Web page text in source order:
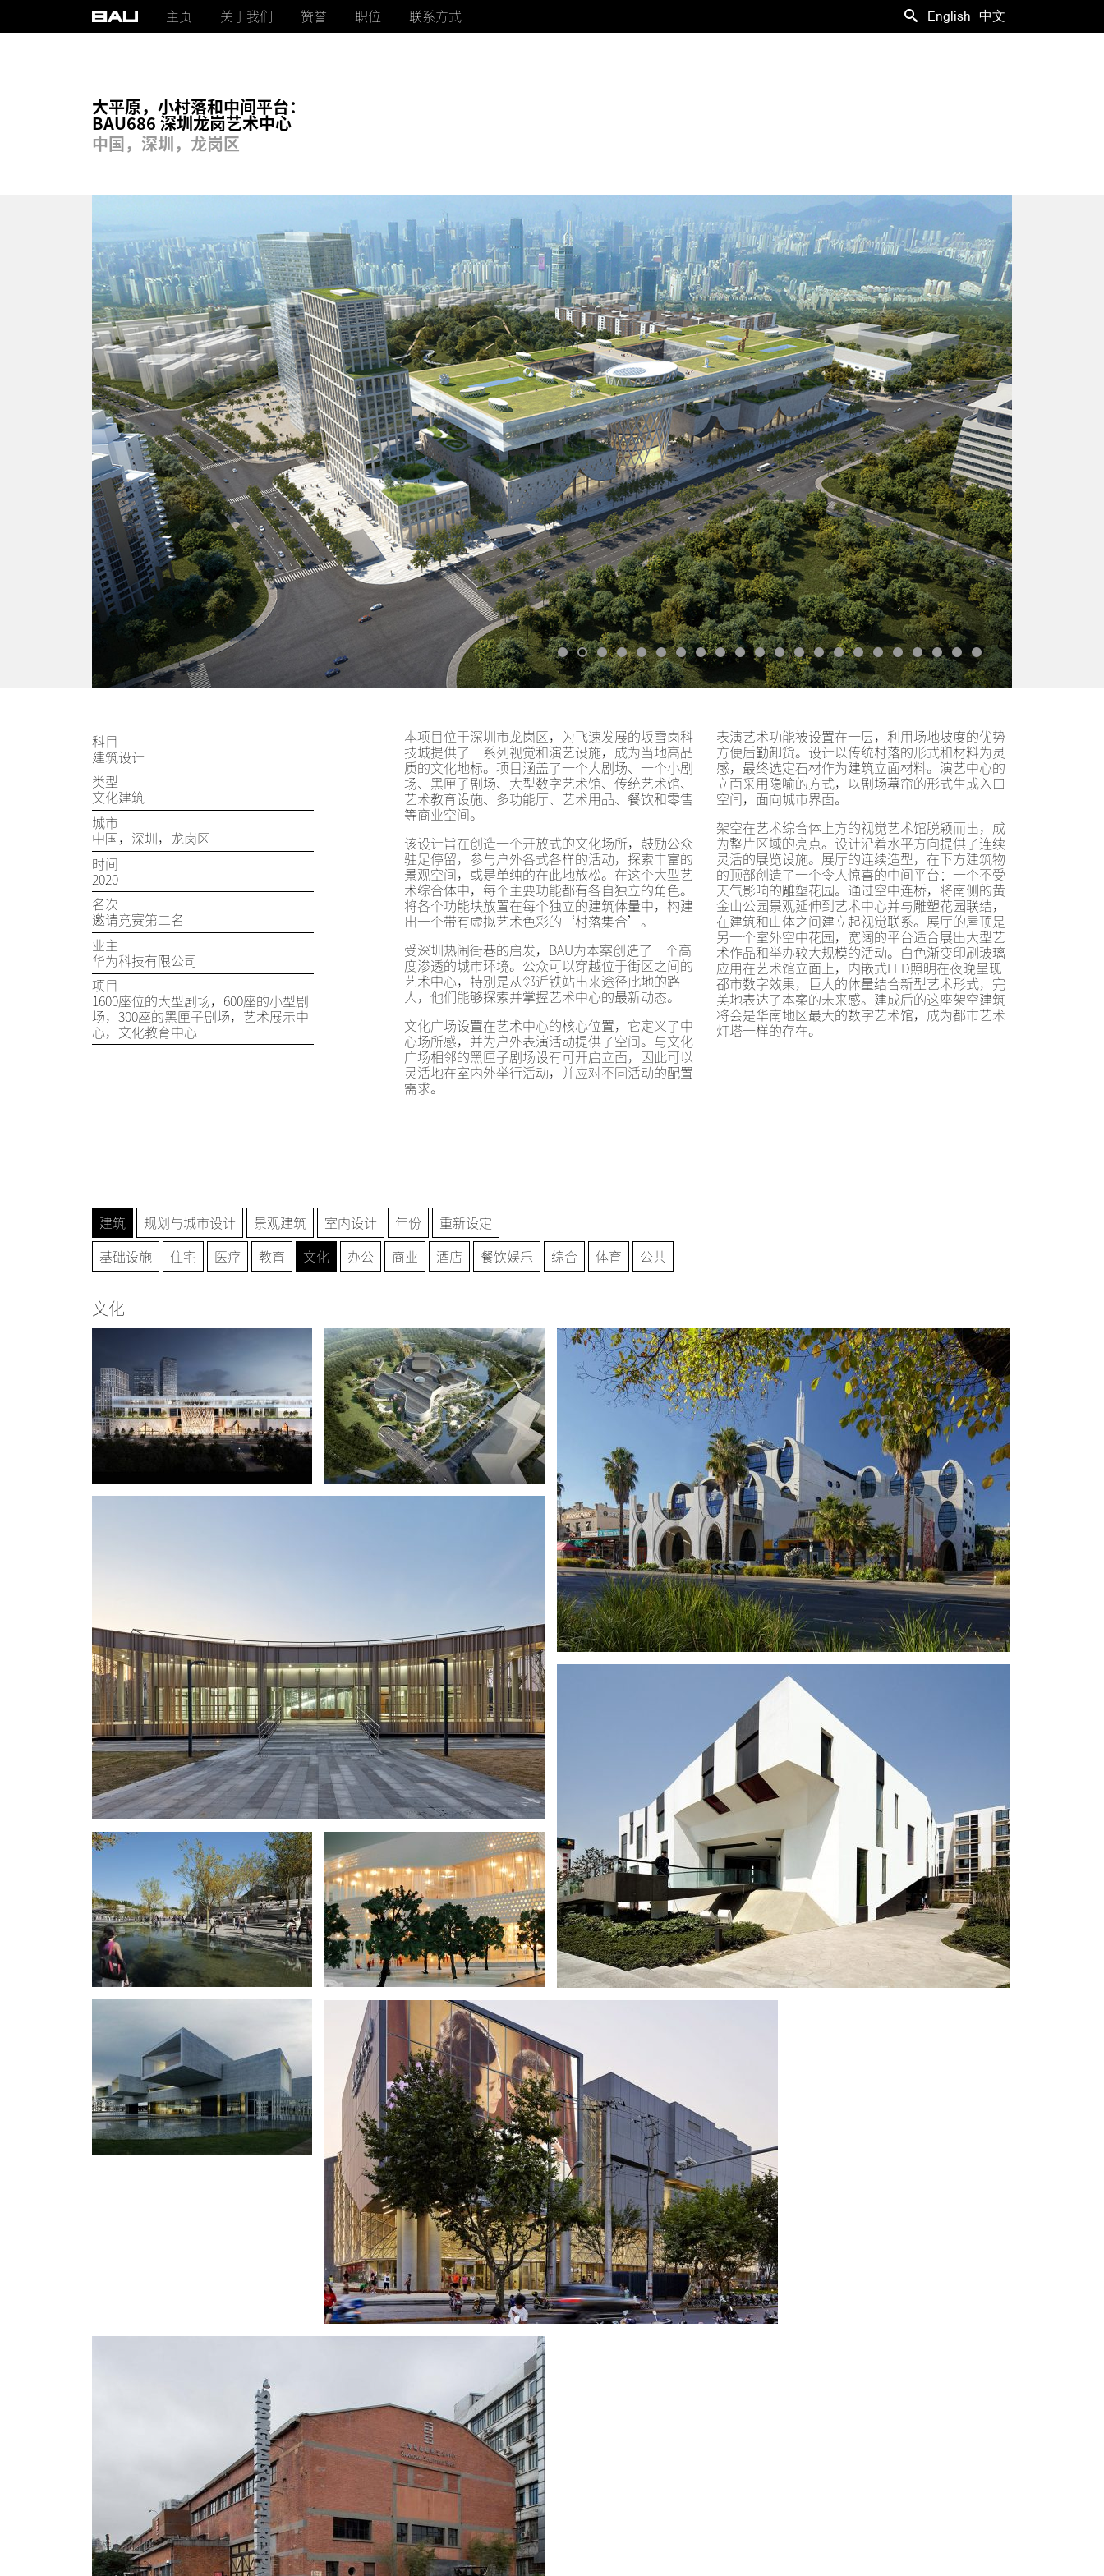
主页 关于我们 赞誉 职位 联系方式 English 中文
大平原，小村落和中间平台：
BAU686 深圳龙岗艺术中心
中国，深圳，龙岗区
科目
建筑设计
类型
文化建筑
城市
中国，深圳，龙岗区
时间
2020
名次
邀请竞赛第二名
业主
华为科技有限公司
项目
1600座位的大型剧场，600座的小型剧
场，300座的黑匣子剧场，艺术展示中
心，文化教育中心
本项目位于深圳市龙岗区，为飞速发展的坂雪岗科
技城提供了一系列视觉和演艺设施，成为当地高品
质的文化地标。项目涵盖了一个大剧场、一个小剧
场、黑匣子剧场、大型数字艺术馆、传统艺术馆、
艺术教育设施、多功能厅、艺术用品、餐饮和零售
等商业空间。
该设计旨在创造一个开放式的文化场所，鼓励公众
驻足停留，参与户外各式各样的活动，探索丰富的
景观空间，或是单纯的在此地放松。在这个大型艺
术综合体中，每个主要功能都有各自独立的角色。
将各个功能块放置在每个独立的建筑体量中，构建
出一个带有虚拟艺术色彩的‘村落集合’。
受深圳热闹街巷的启发，BAU为本案创造了一个高
度渗透的城市环境。公众可以穿越位于街区之间的
艺术中心，特别是从邻近铁站出来途径此地的路
人，他们能够探索并掌握艺术中心的最新动态。
文化广场设置在艺术中心的核心位置，它定义了中
心场所感，并为户外表演活动提供了空间。与文化
广场相邻的黑匣子剧场设有可开启立面，因此可以
灵活地在室内外举行活动，并应对不同活动的配置
需求。
表演艺术功能被设置在一层，利用场地坡度的优势
方便后勤卸货。设计以传统村落的形式和材料为灵
感，最终选定石材作为建筑立面材料。演艺中心的
立面采用隐喻的方式，以剧场幕帘的形式生成入口
空间，面向城市界面。
架空在艺术综合体上方的视觉艺术馆脱颖而出，成
为整片区域的亮点。设计沿着水平方向提供了连续
灵活的展览设施。展厅的连续造型，在下方建筑物
的顶部创造了一个令人惊喜的中间平台：一个不受
天气影响的雕塑花园。通过空中连桥，将南侧的黄
金山公园景观延伸到艺术中心并与雕塑花园联结，
在建筑和山体之间建立起视觉联系。展厅的屋顶是
另一个室外空中花园，宽阔的平台适合展出大型艺
术作品和举办较大规模的活动。白色渐变印刷玻璃
应用在艺术馆立面上，内嵌式LED照明在夜晚呈现
都市数字效果，巨大的体量结合新型艺术形式，完
美地表达了本案的未来感。建成后的这座架空建筑
将会是华南地区最大的数字艺术馆，成为都市艺术
灯塔一样的存在。
建筑 规划与城市设计 景观建筑 室内设计 年份
重新设定
基础设施
住宅 医疗 教育 文化 办公 商业 酒店 餐饮娱乐 综合 体育 公共
文化